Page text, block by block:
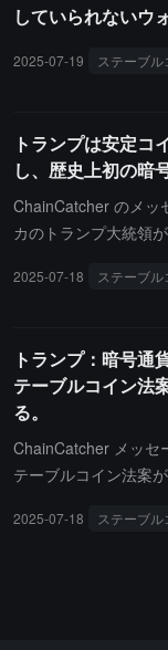
TY法案』を基盤法案
ルミスは言いました
ステーブルコイン法
ました。法案の内容
で補完する比較的緩
で、アメリカの金融
し、ステーブルコイ
テーブルコイン市場
していられないウ
2025-07-19 ステーブル
トランプは安定コ
し、歴史上初の暗
ChainCatcher のメッ
カのトランプ大統領
ます。これは、アメ
金」を設立すること
（CBDC）を設立す
た。この法案は7月17
過し、ドルに連動す
クを確立することを
金融の安定を十分に
2025-07-18 ステーブル
トランプ：暗号通
テーブルコイン法
る。
ChainCatcher メッセ
テーブルコイン法案
はドルをより強く見
2025-07-18 ステーブル